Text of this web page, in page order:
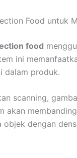
Food untuk
food
ini
dalam produk.
scanning,
akan
objek dengan